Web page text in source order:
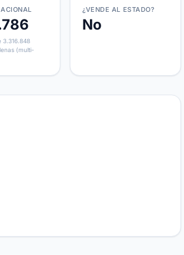
3.316.848
(multi-
¿VENDE AL ESTADO?
No